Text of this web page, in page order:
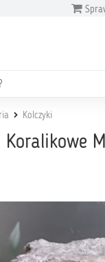
Kolczyki
Koralikowe